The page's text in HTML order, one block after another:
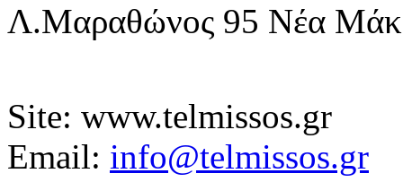
Λ.Μαραθώνος 95 Νέα
Site: www.telmissos.gr
Email: info@telmissos.gr